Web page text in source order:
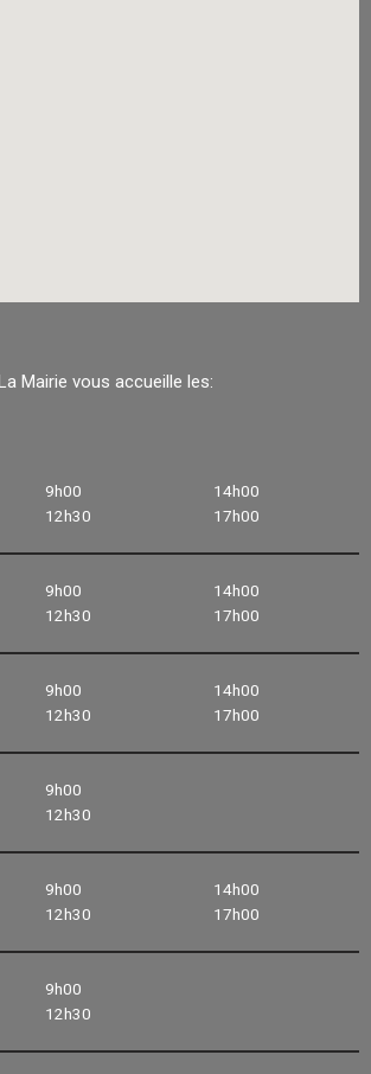
Mairie vous accueille les:
9h00
12h30
14h00
17h00
9h00
12h30
14h00
17h00
9h00
12h30
14h00
17h00
9h00
12h30
9h00
12h30
14h00
17h00
9h00
12h30